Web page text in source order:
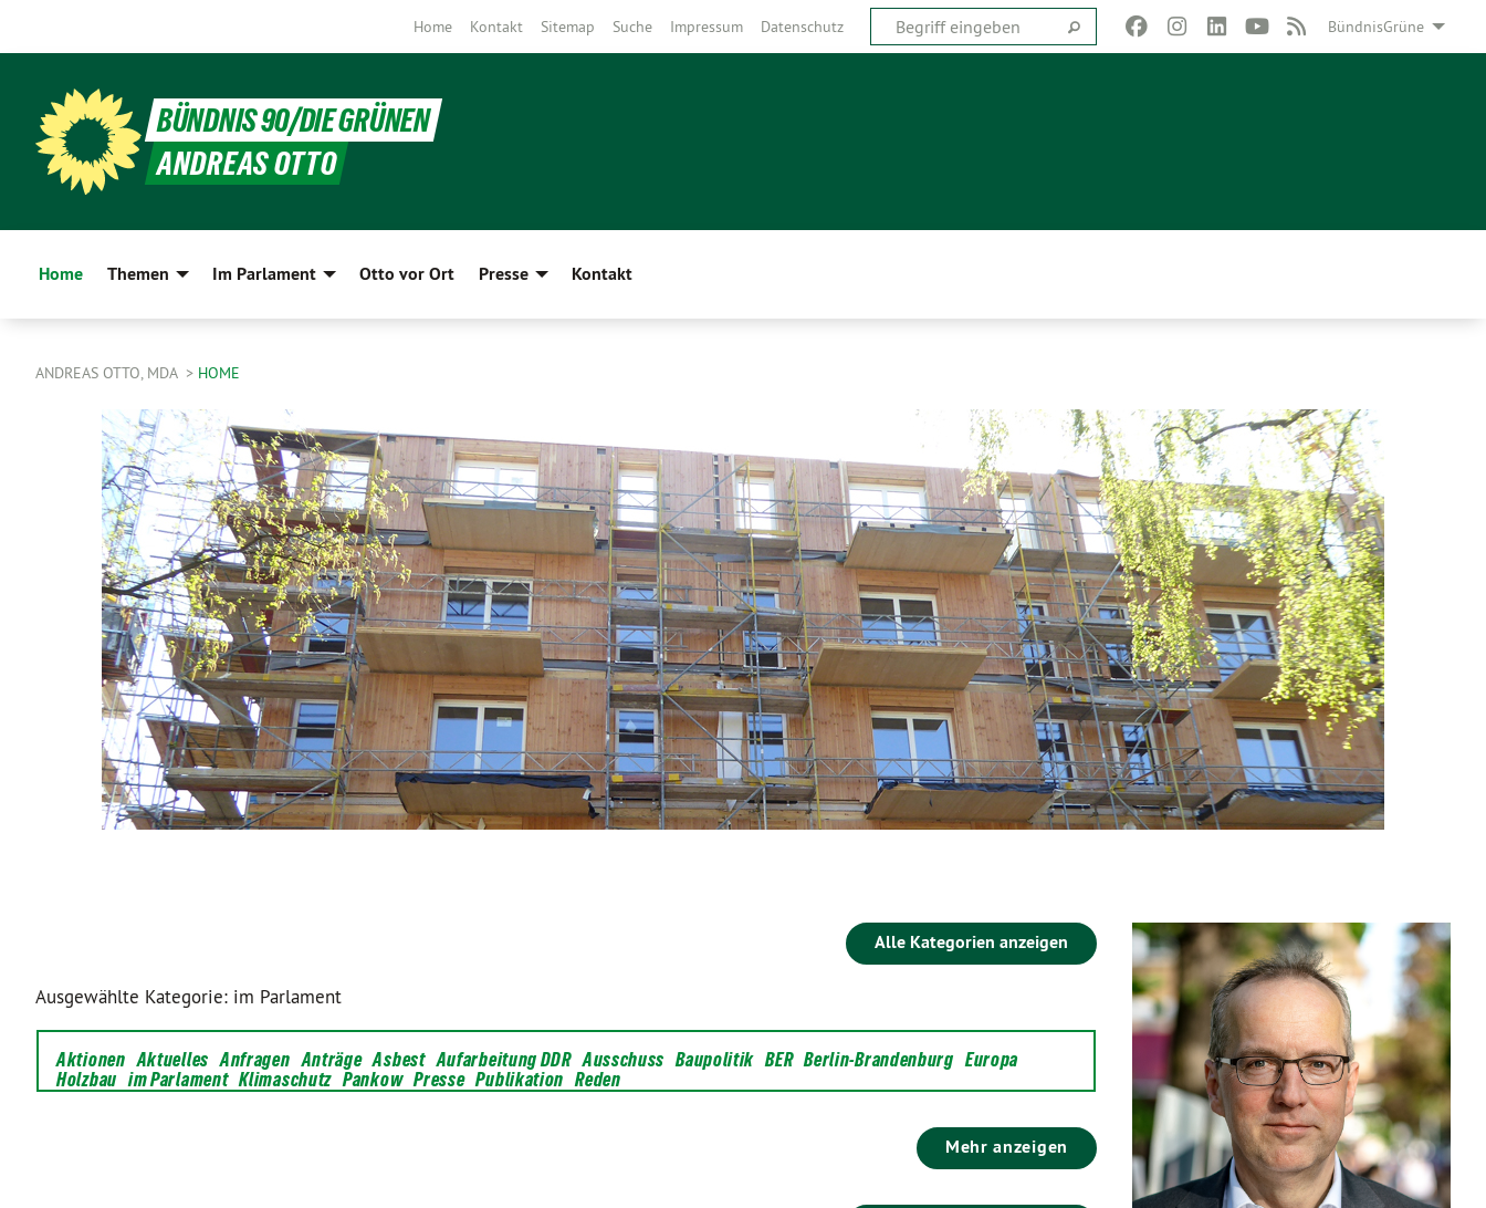
BündnisGrüne
Home Kontakt Sitemap Suche Impressum Datenschutz
BÜNDNIS 90/DIE GRÜNEN
ANDREAS OTTO
Home Themen Im Parlament Otto vor Ort Presse Kontakt
ANDREAS OTTO, MDA HOME
Alle Kategorien anzeigen
Ausgewählte Kategorie: im Parlament
Aktionen Aktuelles Anfragen Anträge Asbest Aufarbeitung DDR Ausschuss Baupolitik BER Berlin-Brandenburg Europa
Holzbau im Parlament Klimaschutz Pankow Presse Publikation Reden
Mehr anzeigen